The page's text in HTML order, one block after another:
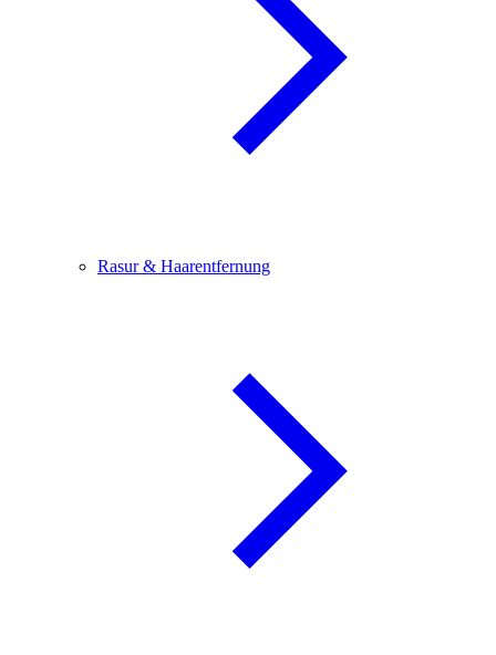
Rasur & Haarentfernung